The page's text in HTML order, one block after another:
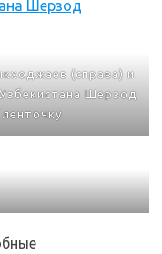
(справа) и
Шерзод